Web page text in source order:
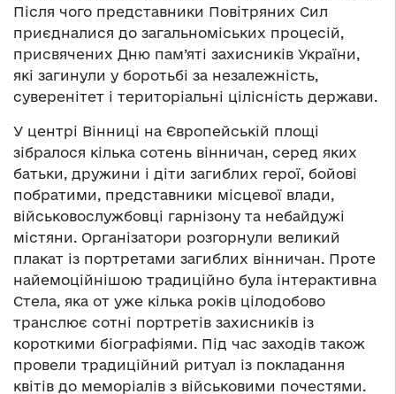
Після чого представники Повітряних Сил
приєдналися до загальноміських процесій,
присвячених Дню пам’яті захисників України,
які загинули у боротьбі за незалежність,
суверенітет і територіальні цілісність держави.
У центрі Вінниці на Європейській площі
зібралося кілька сотень вінничан, серед яких
батьки, дружини і діти загиблих герої, бойові
побратими, представники місцевої влади,
військовослужбовці гарнізону та небайдужі
містяни. Організатори розгорнули великий
плакат із портретами загиблих вінничан. Проте
найемоційнішою традиційно була інтерактивна
Стела, яка от уже кілька років цілодобово
транслює сотні портретів захисників із
короткими біографіями. Під час заходів також
провели традиційний ритуал із покладання
квітів до меморіалів з військовими почестями.